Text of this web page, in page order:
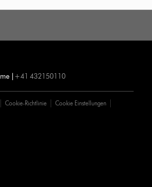
| +41 432150110
Cookie-Richtlinie
Cookie Einstellungen